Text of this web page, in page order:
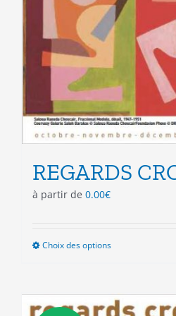
REGARDS
à partir de 0.00€
Choix des optionsCe
plusieurs
variations.